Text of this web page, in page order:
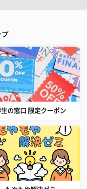
プ
の窓口 限定クーポン